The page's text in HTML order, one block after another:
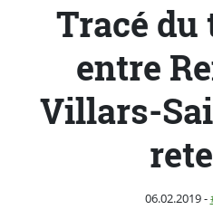
Tracé
entre
Villars-
Publié le
06.02.2019-